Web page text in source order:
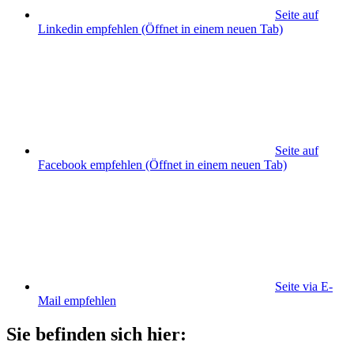
Seite auf
Linkedin empfehlen (Öffnet in einem neuen Tab)
Seite auf
Facebook empfehlen (Öffnet in einem neuen Tab)
Seite via E-
Mail empfehlen
Sie befinden sich hier: